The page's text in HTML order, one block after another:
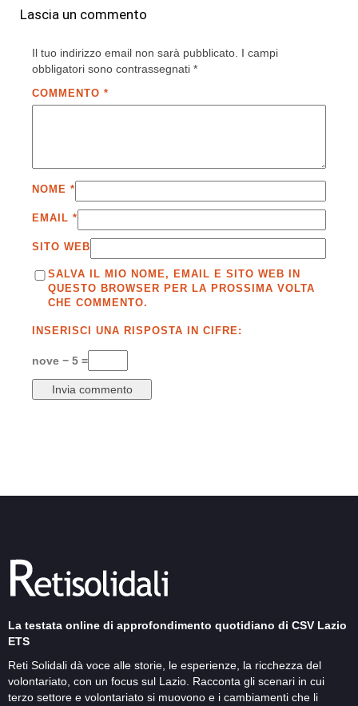
Lascia un commento
Il tuo indirizzo email non sarà pubblicato. I campi
obbligatori sono contrassegnati *
COMMENTO *
NOME *
EMAIL *
SITO WEB
SALVA IL MIO NOME, EMAIL E SITO WEB IN
QUESTO BROWSER PER LA PROSSIMA VOLTA
CHE COMMENTO.
INSERISCI UNA RISPOSTA IN CIFRE:
nove − 5 =
La testata online di approfondimento quotidiano di CSV Lazio
ETS
Reti Solidali dà voce alle storie, le esperienze, la ricchezza del
volontariato, con un focus sul Lazio. Racconta gli scenari in cui
terzo settore e volontariato si muovono e i cambiamenti che li